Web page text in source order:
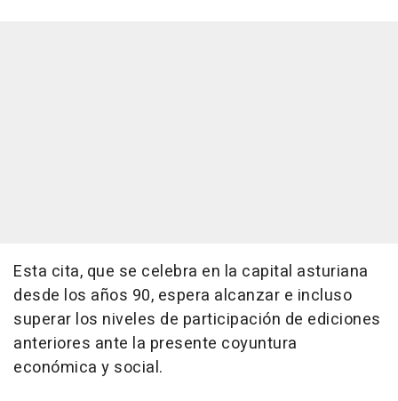
Esta cita, que se celebra en la capital asturiana
desde los años 90, espera alcanzar e incluso
superar los niveles de participación de ediciones
anteriores ante la presente coyuntura
económica y social.